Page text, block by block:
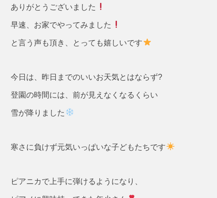
ありがとうございました
早速、お家でやってみました
と言う声も頂き、とっても嬉しいです
今日は、昨日までのいいお天気とはならず?
登園の時間には、前が見えなくなるくらい
雪が降りました
寒さに負けず元気いっぱいな子どもたちです
ピアニカで上手に弾けるようになり、